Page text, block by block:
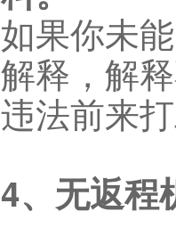
如果你未
解释，解
违法前来
4、无返程